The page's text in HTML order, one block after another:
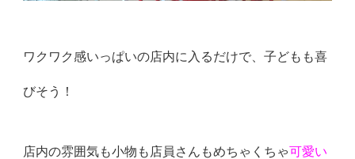
ワクワク感いっぱいの店内に入るだけで、子どもも喜
びそう！
店内の雰囲気も小物も店員さんもめちゃくちゃ可愛い